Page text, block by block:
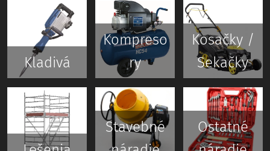
Kladivá
Kompreso
ry
Kosačky /
Sekačky
Stavebné
Ostatné